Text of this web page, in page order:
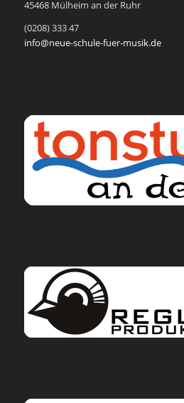
45468 Mülheim an der Ruhr
(0208) 333 47
info@neue-schule-fuer-musik.de